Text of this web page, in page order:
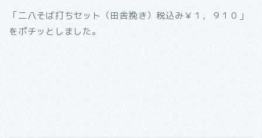
「二八そば打ちセット（田舎挽き）税込み￥１，９１０」
をポチッとしました。